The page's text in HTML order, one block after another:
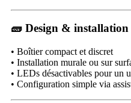
🧱 Design & installation
• Boîtier compact et discret
• Installation murale ou sur
• LEDs désactivables pour un
• Configuration simple via